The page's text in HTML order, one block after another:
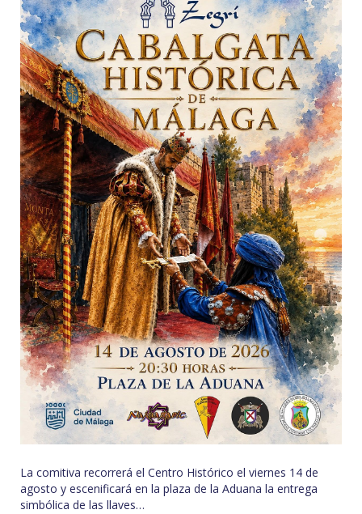
La comitiva recorrerá el Centro Histórico el viernes 14 de
agosto y escenificará en la plaza de la Aduana la entrega
simbólica de las llaves…